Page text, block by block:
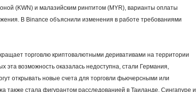
(KWN) и малазийским ринггитом (MYR), варианты оплаты
В Binance объяснили изменения в работе требованиями
торговлю криптовалютными деривативами на территории
эта возможность оказалась недоступна, стали Германия,
открывать новые счета для торговли фьючерсными или
также стала фигурантом расследованией в Таиланде, Сингапуре и